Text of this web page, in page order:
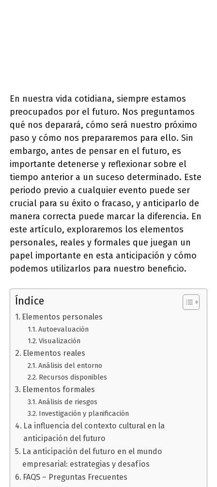
En nuestra vida cotidiana, siempre estamos
preocupados por el futuro. Nos preguntamos
qué nos deparará, cómo será nuestro próximo
paso y cómo nos prepararemos para ello. Sin
embargo, antes de pensar en el futuro, es
importante detenerse y reflexionar sobre el
tiempo anterior a un suceso determinado. Este
periodo previo a cualquier evento puede ser
crucial para su éxito o fracaso, y anticiparlo de
manera correcta puede marcar la diferencia. En
este artículo, exploraremos los elementos
personales, reales y formales que juegan un
papel importante en esta anticipación y cómo
podemos utilizarlos para nuestro beneficio.
Índice
Elementos personales
Autoevaluación
Visualización
Elementos reales
Análisis del entorno
Recursos disponibles
Elementos formales
Análisis de riesgos
Investigación y planificación
La influencia del contexto cultural en la
anticipación del futuro
La anticipación del futuro en el mundo
empresarial: estrategias y desafíos
FAQS – Preguntas Frecuentes